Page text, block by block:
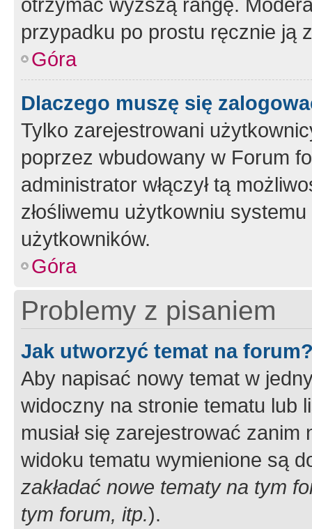
przypadku po prostu ręcznie ją
Góra
Dlaczego muszę się
Tylko zarejestrowani
poprzez wbudowany w Forum
administrator włączył tą
złośliwemu użytkowniu
użytkowników.
Góra
Problemy z pisaniem
Jak utworzyć temat na
Aby napisać nowy temat w
widoczny na stronie tematu lub
musiał się zarejestrować
widoku tematu wymienione są
zakładać nowe tematy na tym
tym forum, itp.).